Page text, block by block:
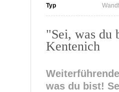
Typ
"Sei, was du
Kentenich
was du bist!